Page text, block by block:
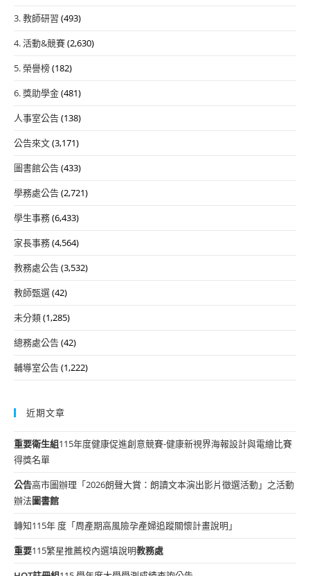
3. 教師研習 (493)
4. 活動&競賽(2,630)
5. 榮譽榜(182)
6. 獎助學金(481)
人事室公告(138)
公告來文(3,171)
圖書館公告(433)
學務處公告(2,721)
學生事務(6,433)
家長事務(4,564)
教務處公告(3,532)
教師甄選(42)
未分類(1,285)
總務處公告(42)
輔導室公告(1,222)
近期文章
重要衛生組115年度健康促進創意競賽-健康新視界海報設計與電繪比賽
得獎名單
公告高市圖辦理「2026朗聲大賞：朗讀文本演出影片徵選活動」之活動
辦法圖書館
轉知115年 度「周產期高風險孕產婦追蹤關懷計畫說明」
重要115繁星推薦校內選填說明教務處